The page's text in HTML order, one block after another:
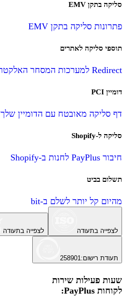
סליקה בתקן EMV
פתרונות סליקה בתקן EMV
תוספי סליקה לאתרים
Redirect למערכות המסחר האלקטרונית
דומיין PCI
דף סליקה מאובטח עם הדומיין שלך
סליקה ל-Shopify
חיבור PayPlus לחנות ב-Shopify
תשלום בביט
מהיום קל יותר לשלם ב-bit
לצפייה בתעודה לצפייה בתעודה
תעודת רישום:
258901
שעות פעילות שירות
לקוחות PayPlus: